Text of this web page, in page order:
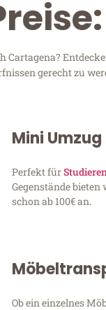
gerecht zu
Mini Umzug
Perfekt für
Gegenstände
schon ab 100€ an.
Ob ein einzelnes